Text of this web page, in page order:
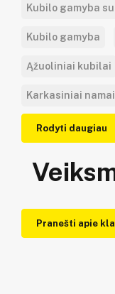
Kubilo gamyba
Kubilo gamyba
Ąžuoliniai kubilai
Karkasiniai namai
Rodyti daugiau
Pranešti apie